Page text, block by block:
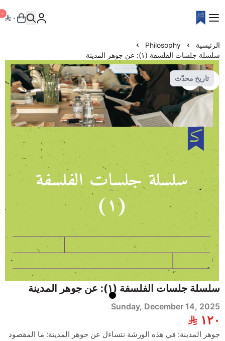
Kalimat House
٠ ٠
الرئيسية
Philosophy
سلسلة جلسات الفلسفة (١): عن جوهر المدينة
تاريخ محدّث
سلسلة جلسات الفلسفة (١): عن جوهر المدينة
Sunday, December 14, 2025
١٢٠
جوهر المدينة: في هذه الورشة نتساءل عن جوهر المدينة: ما المقصود
Kalimat House
Notebook
Workshop
Talks
Layali Almuharraq
Philosophy
Bilingual
Writing
Creative
Meditation
Open Mic